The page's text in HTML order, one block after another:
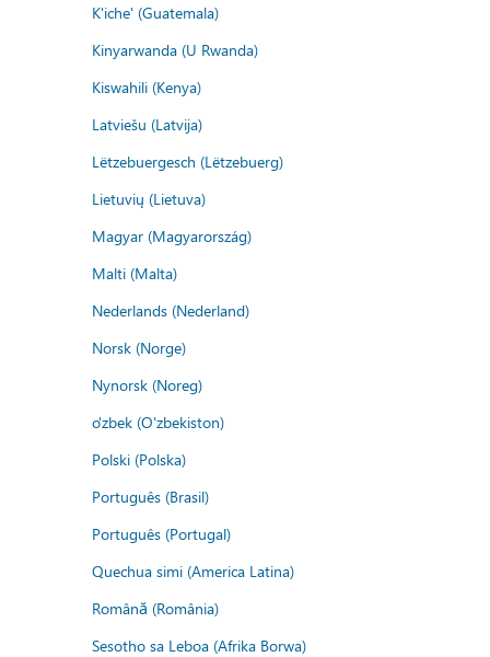
K'iche' (Guatemala)
Kinyarwanda (U Rwanda)
Kiswahili (Kenya)
Latviešu (Latvija)
Lëtzebuergesch (Lëtzebuerg)
Lietuvių (Lietuva)
Magyar (Magyarország)
Malti (Malta)
Nederlands (Nederland)
Norsk (Norge)
Nynorsk (Noreg)
o'zbek (O'zbekiston)
Polski (Polska)
Português (Brasil)
Português (Portugal)
Quechua simi (America Latina)
Română (România)
Sesotho sa Leboa (Afrika Borwa)